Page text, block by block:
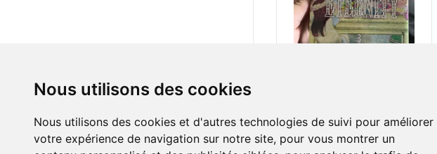
Nous utilisons des cookies
Nous utilisons des cookies et d'autres technologies de suivi pour améliorer
votre expérience de navigation sur notre site, pour vous montrer un